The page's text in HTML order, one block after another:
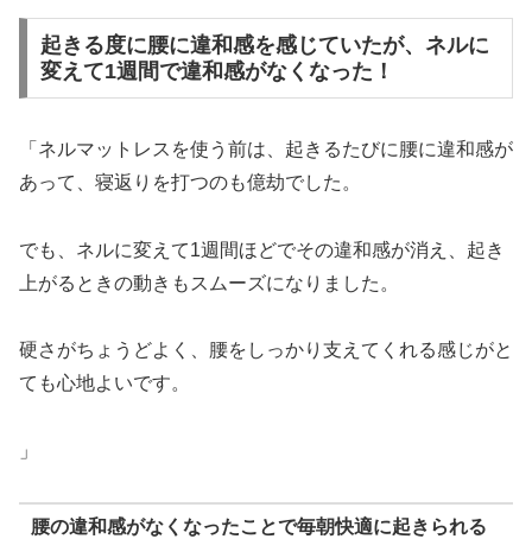
起きる度に腰に違和感を感じていたが、ネルに
変えて1週間で違和感がなくなった！
「ネルマットレスを使う前は、起きるたびに腰に違和感が
あって、寝返りを打つのも億劫でした。
でも、ネルに変えて1週間ほどでその違和感が消え、起き
上がるときの動きもスムーズになりました。
硬さがちょうどよく、腰をしっかり支えてくれる感じがと
ても心地よいです。
」
腰の違和感がなくなったことで毎朝快適に起きられる